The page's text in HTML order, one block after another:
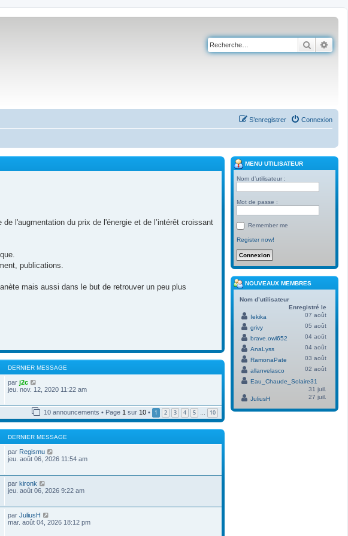
Connexion
S’enregistrer
l'augmentation du prix de l'énergie et de l’intérêt croissant
publications.
mais aussi dans le but de retrouver un peu plus
DERNIER MESSAGE
par j2c
o
l
e
d
e
r
n
i
e
m
e
s
e
jeu. nov. 12, 2020 11:22 am
10 announcements • Page 1 sur 10 • 1 2 3 4 5 … 10
DERNIER MESSAGE
par Regismu
o
e
d
r
i
jeu. août 06, 2026 11:54 am
par kironk
o
l
e
d
jeu. août 06, 2026 9:22 am
par JuliusH
o
mar. août 04, 2026 18:12 pm
MENU UTILISATEUR
Nom d’utilisateur :
Mot de passe :
Remember me
Register now!
NOUVEAUX MEMBRES
Nom d’utilisateur
Enregistré le
Iekika
07 août
grivy
05 août
brave.owl652
04 août
AnaLyss
04 août
RamonaPate
03 août
allanvelasco
02 août
Eau_Chaude_Solaire31
31 juil.
JuliusH
27 juil.